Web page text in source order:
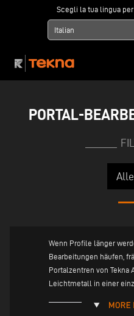
Scegli la tua lingua
Italian
PORTAL-
Wenn Profile länger
Bearbeitungen häufen,
Portalzentren von Tekna
Leichtmetall in einer